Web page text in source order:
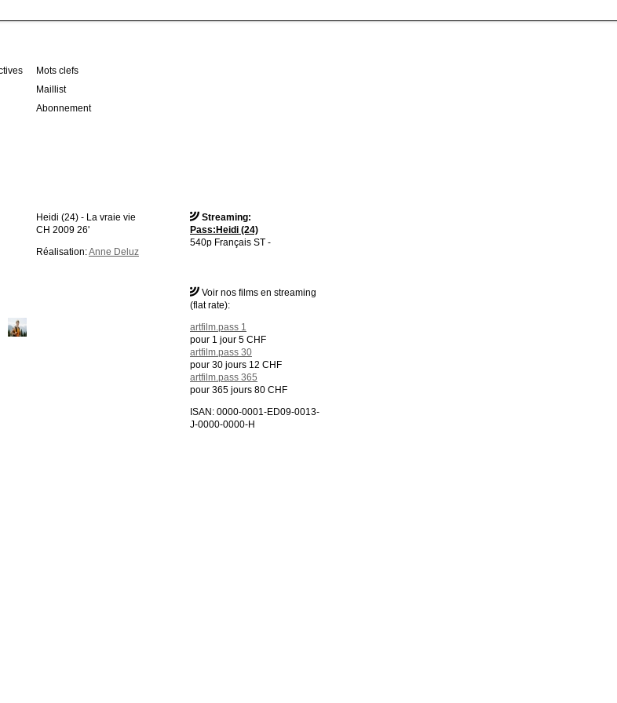
Mots clefs
Maillist
Abonnement
Streaming:
Pass:Heidi (24)
540p Français ST -
Voir nos films en streaming
(flat rate):
artfilm.pass 1
pour 1 jour 5 CHF
artfilm.pass 30
pour 30 jours 12 CHF
artfilm.pass 365
pour 365 jours 80 CHF
ISAN: 0000-0001-ED09-0013-
J-0000-0000-H
Heidi (24) - La vraie vie
CH 2009 26'
Réalisation:Anne Deluz